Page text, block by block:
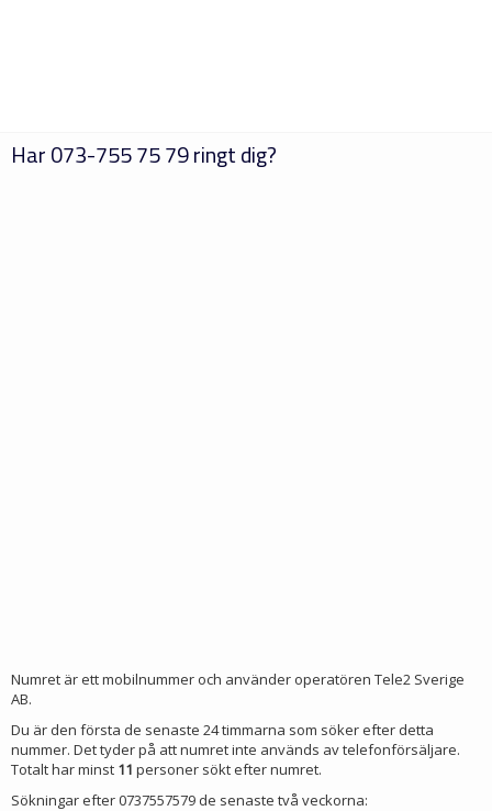
Har073-755 75 79ringt dig?
Numret är ett mobilnummer och använder operatören Tele2 Sverige
AB.
Du är den första de senaste 24 timmarna som söker efter detta
nummer. Det tyder på att numret inte används av telefonförsäljare.
Totalt har minst 11 personer sökt efter numret.
Sökningar efter 0737557579 de senaste två veckorna: